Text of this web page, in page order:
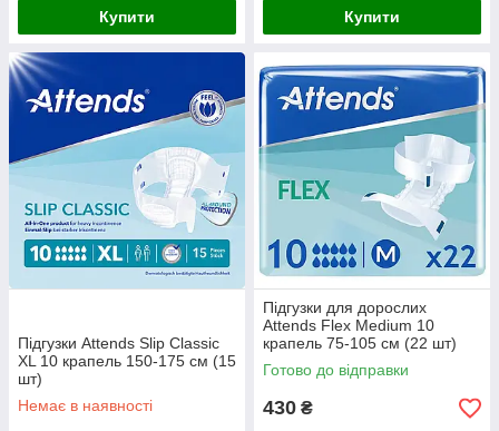
Купити Купити
Підгузки Attends Slip Classic
XL 10 крапель 150-175 см (15
шт)
Немає в наявності
Підгузки для дорослих
Attends Flex Medium 10
крапель 75-105 см (22 шт)
Готово до відправки
430 ₴